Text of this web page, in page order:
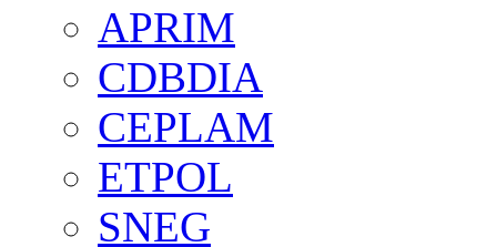
APRIM
CDBDIA
CEPLAM
ETPOL
SNEG